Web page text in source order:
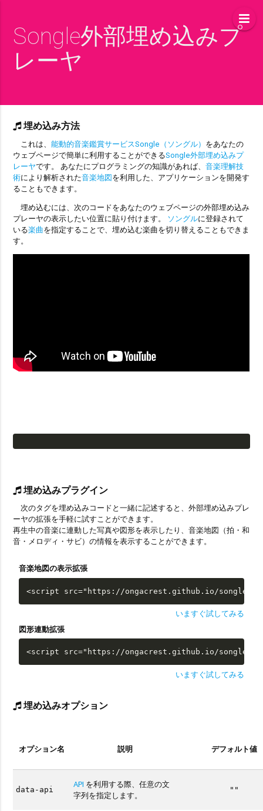
Songle外部埋め込みプ
レーヤ
埋め込み方法
これは、能動的音楽鑑賞サービスSongle（ソングル） をあなたの
ウェブページで簡単に利用することができるSongle外部埋め込みプ
レーヤです。 あなたにプログラミングの知識があれば、音楽理解技
術により解析された音楽地図を利用した、アプリケーションを開発す
ることもできます。
埋め込むには、次のコードをあなたのウェブページの外部埋め込み
プレーヤの表示したい位置に貼り付けます。 ソングルに登録されて
いる楽曲を指定することで、埋め込む楽曲を切り替えることもできま
す。
埋め込みプラグイン
次のタグを埋め込みコードと一緒に記述すると、外部埋め込みプレ
ーヤの拡張を手軽に試すことができます。
再生中の音楽に連動した写真や図形を表示したり、音楽地図（拍・和
音・メロディ・サビ）の情報を表示することができます。
音楽地図の表示拡張
<script src="https://ongacrest.github.io/songle-
いますぐ試してみる
図形連動拡張
<script src="https://ongacrest.github.io/songle-
いますぐ試してみる
埋め込みオプション
オプション名 説明 デフォルト値
data-api
API を利用する際、任意の文
字列を指定します。
""